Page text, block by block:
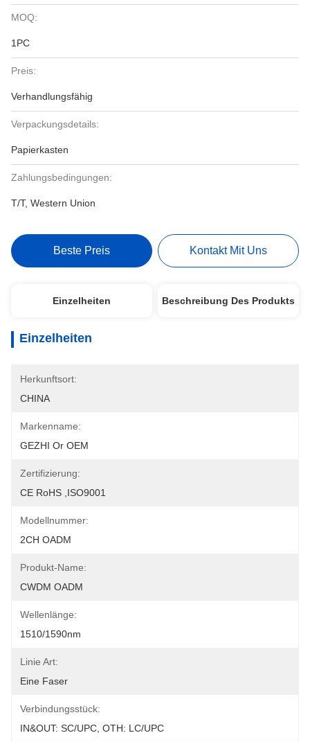
MOQ:
1PC
Preis:
Verhandlungsfähig
Verpackungsdetails:
Papierkasten
Zahlungsbedingungen:
T/T, Western Union
Beste Preis Kontakt Mit Uns
Einzelheiten Beschreibung Des Produkts
Einzelheiten
Herkunftsort:
CHINA
Markenname:
GEZHI Or OEM
Zertifizierung:
CE RoHS ,ISO9001
Modellnummer:
2CH OADM
Produkt-Name:
CWDM OADM
Wellenlänge:
1510/1590nm
Linie Art:
Eine Faser
Verbindungsstück:
IN&OUT: SC/UPC, OTH: LC/UPC